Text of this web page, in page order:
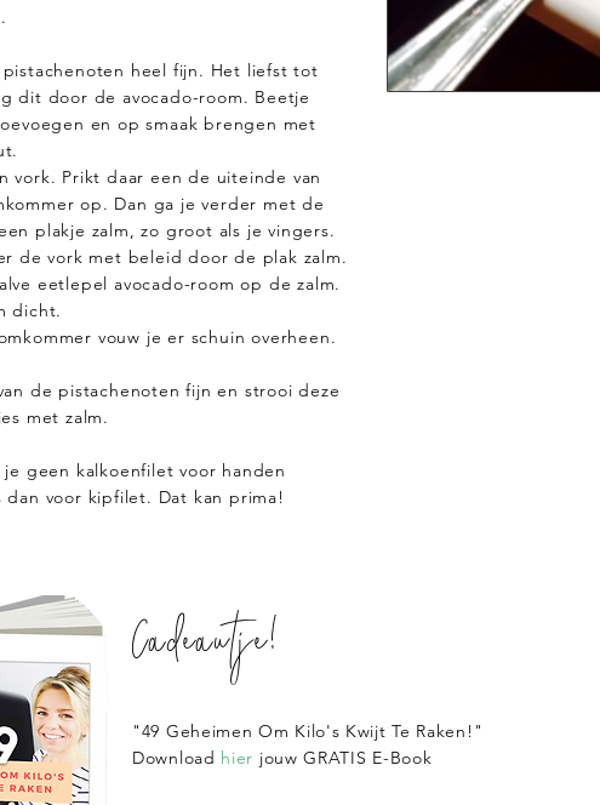
pistachenoten heel fijn. Het liefst tot
dit door de avocado-room. Beetje
en op smaak brengen met
vork. Prikt daar een de uiteinde van
op. Dan ga je verder met de
plakje zalm, zo groot als je vingers.
de vork met beleid door de plak zalm.
eetlepel avocado-room op de zalm.
dicht.
vouw je er schuin overheen.
de pistachenoten fijn en strooi deze
met zalm.
geen kalkoenfilet voor handen
dan voor kipfilet. Dat kan prima!
Cadeautje!
"49 Geheimen Om Kilo's Kwijt Te Raken!"
Download hier jouw GRATIS E-Book